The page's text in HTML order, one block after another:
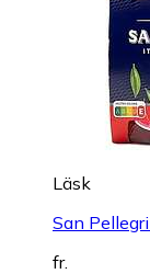
Läsk
San
fr.